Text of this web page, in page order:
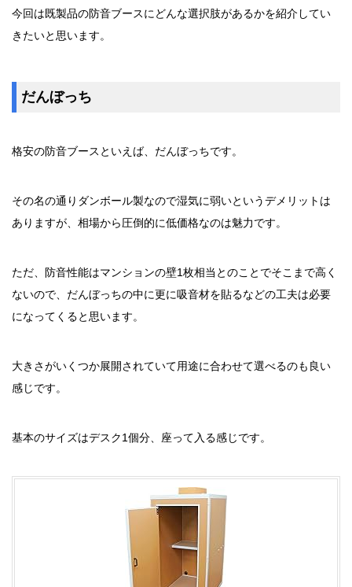
今回は既製品の防音ブースにどんな選択肢があるかを紹介してい
きたいと思います。
だんぼっち
格安の防音ブースといえば、だんぼっちです。
その名の通りダンボール製なので湿気に弱いというデメリットは
ありますが、相場から圧倒的に低価格なのは魅力です。
ただ、防音性能はマンションの壁1枚相当とのことでそこまで高く
ないので、だんぼっちの中に更に吸音材を貼るなどの工夫は必要
になってくると思います。
大きさがいくつか展開されていて用途に合わせて選べるのも良い
感じです。
基本のサイズはデスク1個分、座って入る感じです。